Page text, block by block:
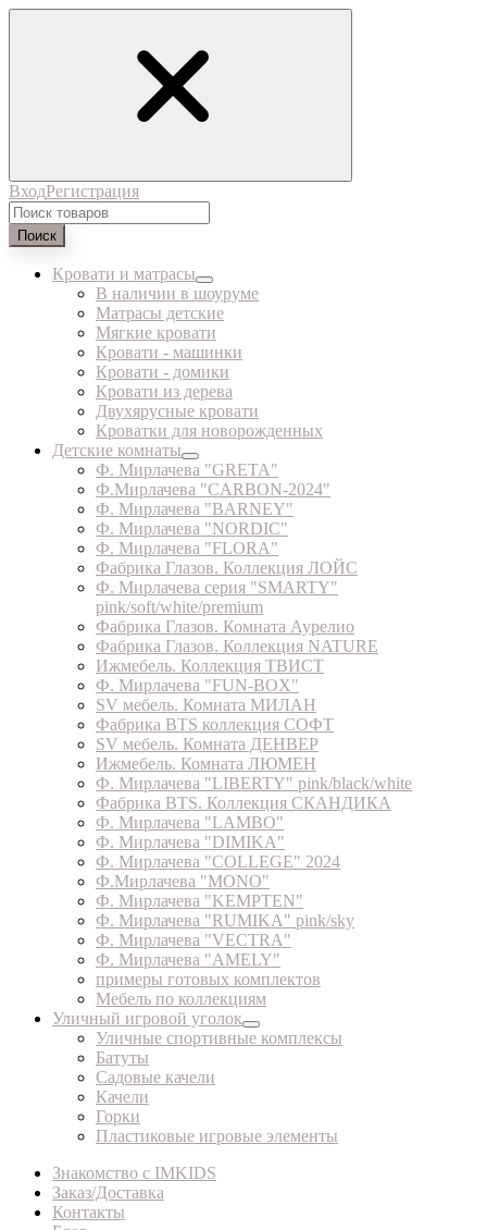
ВходРегистрация
Поиск
Кровати и матрасы
В наличии в шоуруме
Матрасы детские
Мягкие кровати
Кровати - машинки
Кровати - домики
Кровати из дерева
Двухярусные кровати
Кроватки для новорожденных
Детские комнаты
Ф. Мирлачева "GRETA"
Ф.Мирлачева "CARBON-2024"
Ф. Мирлачева "BARNEY"
Ф. Мирлачева "NORDIC"
Ф. Мирлачева "FLORA"
Фабрика Глазов. Коллекция ЛОЙС
Ф. Мирлачева серия "SMARTY"
pink/soft/white/premium
Фабрика Глазов. Комната Аурелио
Фабрика Глазов. Коллекция NATURE
Ижмебель. Коллекция ТВИСТ
Ф. Мирлачева "FUN-BOX"
SV мебель. Комната МИЛАН
Фабрика BTS коллекция СОФТ
SV мебель. Комната ДЕНВЕР
Ижмебель. Комната ЛЮМЕН
Ф. Мирлачева "LIBERTY" pink/black/white
Фабрика BTS. Коллекция СКАНДИКА
Ф. Мирлачева "LAMBO"
Ф. Мирлачева "DIMIKA"
Ф. Мирлачева "COLLEGE" 2024
Ф.Мирлачева "MONO"
Ф. Мирлачева "KEMPTEN"
Ф. Мирлачева "RUMIKA" pink/sky
Ф. Мирлачева "VECTRA"
Ф. Мирлачева "AMELY"
примеры готовых комплектов
Мебель по коллекциям
Уличный игровой уголок
Уличные спортивные комплексы
Батуты
Садовые качели
Качели
Горки
Пластиковые игровые элементы
Знакомство с IMKIDS
Заказ/Доставка
Контакты